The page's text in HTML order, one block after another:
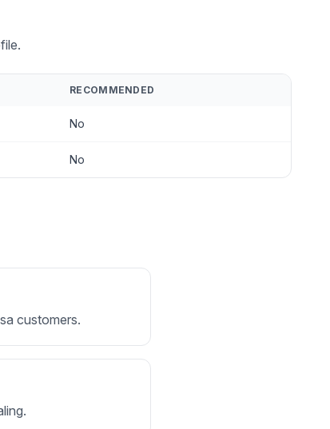
RECOMMENDED
No
No
customers.